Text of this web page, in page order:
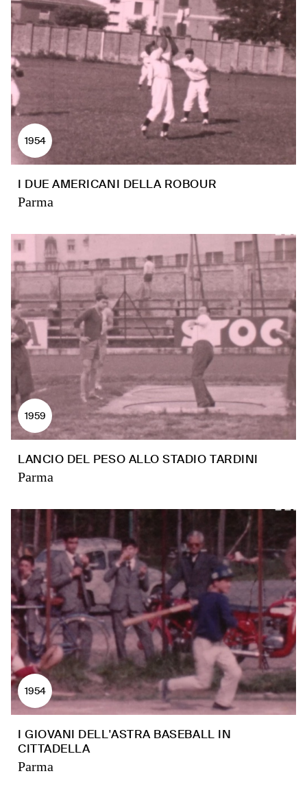
1954
I DUE AMERICANI DELLA ROBOUR
Parma
1959
LANCIO DEL PESO ALLO STADIO TARDINI
Parma
1954
I GIOVANI DELL'ASTRA BASEBALL IN
CITTADELLA
Parma